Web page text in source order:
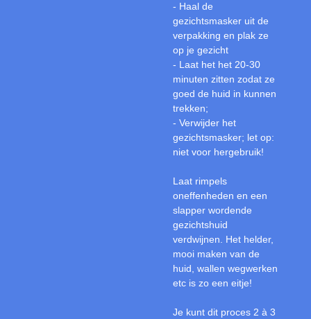
- Haal de
gezichtsmasker uit de
verpakking en plak ze
op je gezicht
- Laat het het 20-30
minuten zitten zodat ze
goed de huid in kunnen
trekken;
- Verwijder het
gezichtsmasker; let op:
niet voor hergebruik!
Laat rimpels
oneffenheden en een
slapper wordende
gezichtshuid
verdwijnen. Het helder,
mooi maken van de
huid, wallen wegwerken
etc is zo een eitje!
Je kunt dit proces 2 à 3